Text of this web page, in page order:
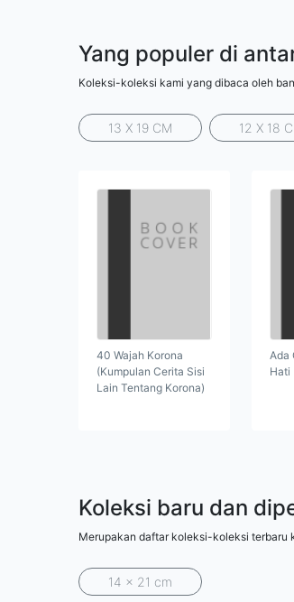
Yang populer di
Koleksi-koleksi kami yang dibaca oleh
13 X 19 CM 12 X 18
40 Wajah Korona
(Kumpulan Cerita Sisi
Lain Tentang Korona)
Ada
Hati
Koleksi baru dan
Merupakan daftar koleksi-koleksi terbaru
14 x 21 cm